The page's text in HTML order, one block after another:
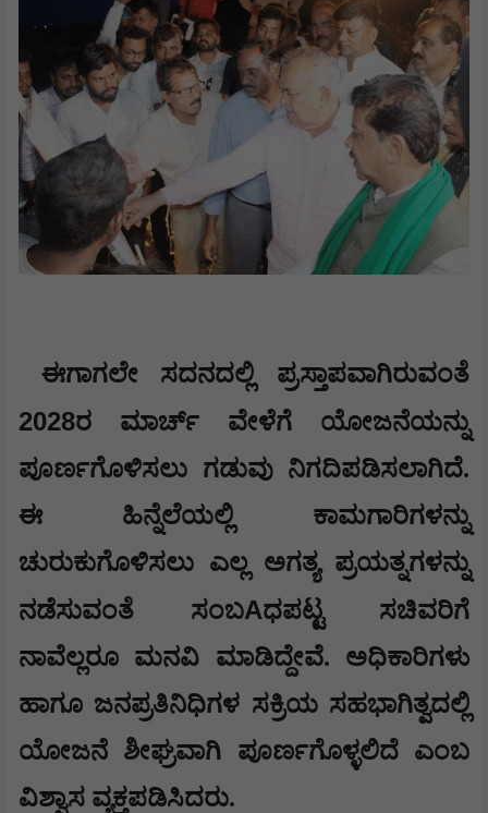
ಈಗಾಗಲೇ ಸದನದಲ್ಲಿ ಪ್ರಸ್ತಾಪವಾಗಿರುವಂತೆ
2028ರ ಮಾರ್ಚ್ ವೇಳೆಗೆ ಯೋಜನೆಯನ್ನು
ಪೂರ್ಣಗೊಳಿಸಲು ಗಡುವು ನಿಗದಿಪಡಿಸಲಾಗಿದೆ.
ಈ ಹಿನ್ನೆಲೆಯಲ್ಲಿ ಕಾಮಗಾರಿಗಳನ್ನು
ಚುರುಕುಗೊಳಿಸಲು ಎಲ್ಲ ಅಗತ್ಯ ಪ್ರಯತ್ನಗಳನ್ನು
ನಡೆಸುವಂತೆ ಸಂಬAಧಪಟ್ಟ ಸಚಿವರಿಗೆ
ನಾವೆಲ್ಲರೂ ಮನವಿ ಮಾಡಿದ್ದೇವೆ. ಅಧಿಕಾರಿಗಳು
ಹಾಗೂ ಜನಪ್ರತಿನಿಧಿಗಳ ಸಕ್ರಿಯ ಸಹಭಾಗಿತ್ವದಲ್ಲಿ
ಯೋಜನೆ ಶೀಘ್ರವಾಗಿ ಪೂರ್ಣಗೊಳ್ಳಲಿದೆ ಎಂಬ
ವಿಶ್ವಾಸ ವ್ಯಕ್ತಪಡಿಸಿದರು.